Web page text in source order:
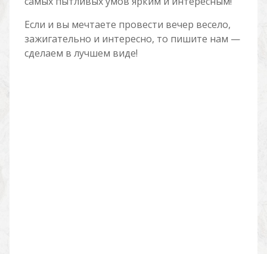
Если и вы мечтаете провести вечер весело,
зажигательно и интересно, то пишите нам —
сделаем в лучшем виде!